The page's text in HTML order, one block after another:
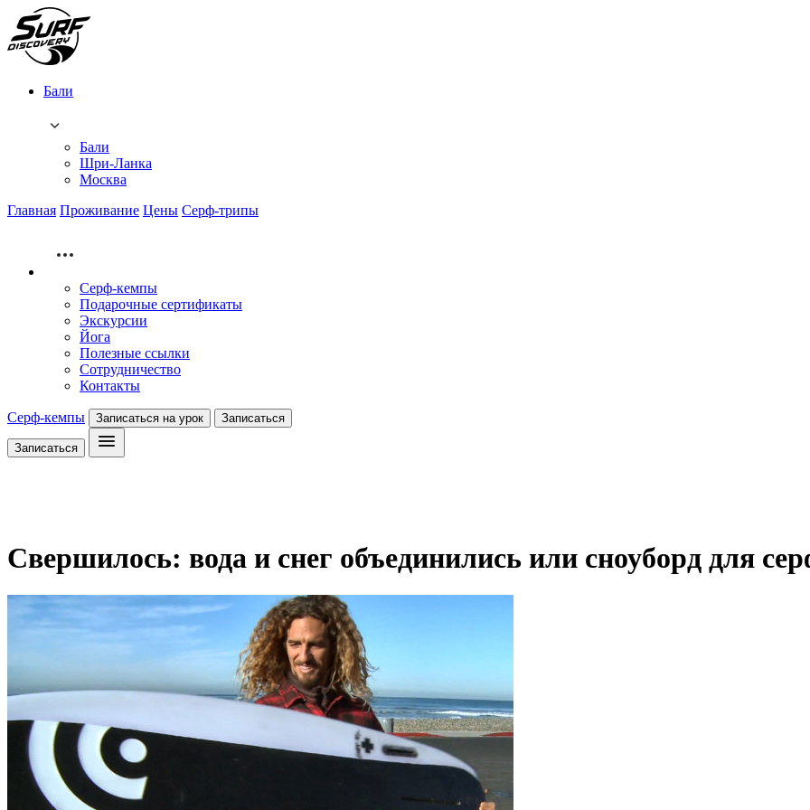
Бали
Бали
Шри-Ланка
Москва
Главная Проживание Цены Серф-трипы
Серф-кемпы
Подарочные сертификаты
Экскурсии
Йога
Полезные ссылки
Сотрудничество
Контакты
Серф-кемпы Записаться на урок Записаться
Записаться
Свершилось: вода и снег объединились или cноуборд для